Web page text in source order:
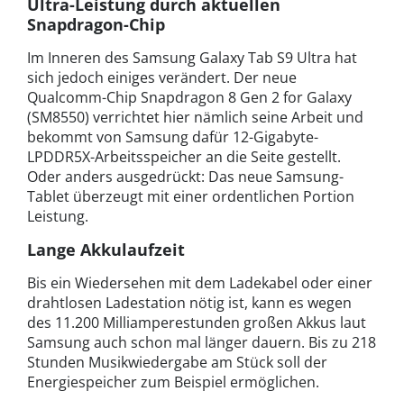
Snapdragon-Chip
Im Inneren des Samsung Galaxy Tab S9 Ultra hat
sich jedoch einiges verändert. Der neue
Qualcomm-Chip Snapdragon 8 Gen 2 for Galaxy
(SM8550) verrichtet hier nämlich seine Arbeit und
bekommt von Samsung dafür 12-Gigabyte-
LPDDR5X-Arbeitsspeicher an die Seite gestellt.
Oder anders ausgedrückt: Das neue Samsung-
Tablet überzeugt mit einer ordentlichen Portion
Leistung.
Lange Akkulaufzeit
Bis ein Wiedersehen mit dem Ladekabel oder einer
drahtlosen Ladestation nötig ist, kann es wegen
des 11.200 Milliamperestunden großen Akkus laut
Samsung auch schon mal länger dauern. Bis zu 218
Stunden Musikwiedergabe am Stück soll der
Energiespeicher zum Beispiel ermöglichen.